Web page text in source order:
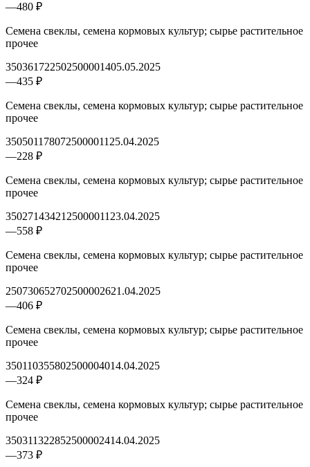
—480 ₽
Семена свеклы, семена кормовых культур; сырье растительное
прочее
350361722502500001405.05.2025
—435 ₽
Семена свеклы, семена кормовых культур; сырье растительное
прочее
3505011780725000011 25.04.2025
—228 ₽
Семена свеклы, семена кормовых культур; сырье растительное
прочее
3502714342125000011 23.04.2025
—558 ₽
Семена свеклы, семена кормовых культур; сырье растительное
прочее
250730652702500002621.04.2025
—406 ₽
Семена свеклы, семена кормовых культур; сырье растительное
прочее
350110355802500004014.04.2025
—324 ₽
Семена свеклы, семена кормовых культур; сырье растительное
прочее
350311322852500002414.04.2025
—373 ₽